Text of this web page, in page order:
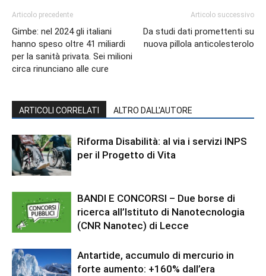
Articolo precedente
Gimbe: nel 2024 gli italiani
hanno speso oltre 41 miliardi
per la sanità privata. Sei milioni
circa rinunciano alle cure
Articolo successivo
Da studi dati promettenti su
nuova pillola anticolesterolo
ARTICOLI CORRELATI ALTRO DALL'AUTORE
Riforma Disabilità: al via i servizi INPS
per il Progetto di Vita
BANDI E CONCORSI – Due borse di
ricerca all’Istituto di Nanotecnologia
(CNR Nanotec) di Lecce
Antartide, accumulo di mercurio in
forte aumento: +160% dall’era